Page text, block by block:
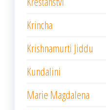
Krincha
Krishnamurti Jiddu
Kundalini
Marie Magdalena